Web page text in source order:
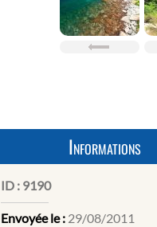
Informations
ID : 9190
Envoyée le : 29/08/2011